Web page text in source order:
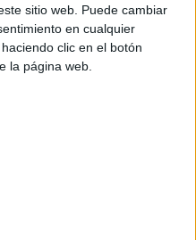
sitio web. Puede cambiar
en cualquier
clic en el botón
la página web.
de Uso
de uso*